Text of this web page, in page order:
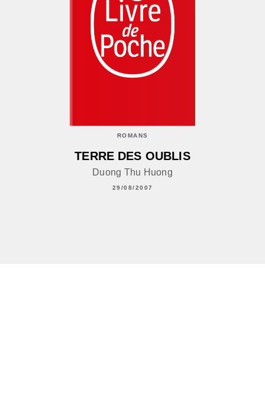
ROMANS
TERRE DES OUBLIS
Duong Thu Huong
29/08/2007